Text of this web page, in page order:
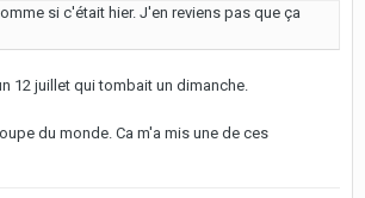
si c'était hier. J'en reviens pas que ça
12 juillet qui tombait un dimanche.
du monde. Ca m'a mis une de ces